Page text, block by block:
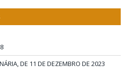
DE 11 DE DEZEMBRO DE 2023